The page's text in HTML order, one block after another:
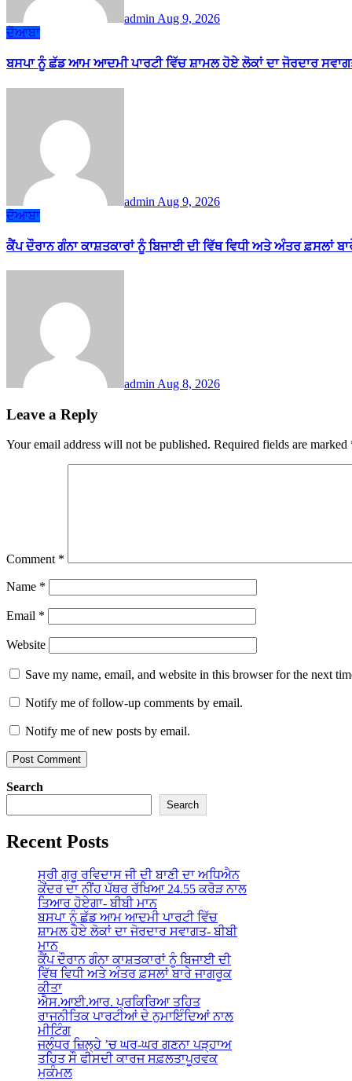
admin Aug 9, 2026
ਦੋਆਬਾ
ਬਸਪਾ ਨੂੰ ਛੱਡ ਆਮ ਆਦਮੀ ਪਾਰਟੀ ਵਿੱਚ ਸ਼ਾਮਲ ਹੋਏ ਲੋਕਾਂ ਦਾ ਜੋਰਦਾਰ
admin Aug 9, 2026
ਦੋਆਬਾ
ਕੈਂਪ ਦੌਰਾਨ ਗੰਨਾ ਕਾਸ਼ਤਕਾਰਾਂ ਨੂੰ ਬਿਜਾਈ ਦੀ ਵਿੱਥ ਵਿਧੀ ਅਤੇ ਅੰਤਰ ਫ਼ਸਲਾਂ
admin Aug 8, 2026
Leave a Reply
Your email address will not be published. Required fields are marked
Comment *
Name *
Email *
Website
Save my name, email, and website in this browser for the next
Notify me of follow-up comments by email.
Notify me of new posts by email.
Search
Search
Recent Posts
ਸ੍ਰੀ ਗੁਰੂ ਰਵਿਦਾਸ ਜੀ ਦੀ ਬਾਣੀ ਦਾ ਅਧਿਐਨ
ਕੇਂਦਰ ਦਾ ਨੀਂਹ ਪੱਥਰ ਰੱਖਿਆ 24.55 ਕਰੋੜ ਨਾਲ
ਤਿਆਰ ਹੋਏਗਾ- ਬੀਬੀ ਮਾਨ
ਬਸਪਾ ਨੂੰ ਛੱਡ ਆਮ ਆਦਮੀ ਪਾਰਟੀ ਵਿੱਚ
ਸ਼ਾਮਲ ਹੋਏ ਲੋਕਾਂ ਦਾ ਜੋਰਦਾਰ ਸਵਾਗਤ- ਬੀਬੀ
ਮਾਨ
ਕੈਂਪ ਦੌਰਾਨ ਗੰਨਾ ਕਾਸ਼ਤਕਾਰਾਂ ਨੂੰ ਬਿਜਾਈ ਦੀ
ਵਿੱਥ ਵਿਧੀ ਅਤੇ ਅੰਤਰ ਫ਼ਸਲਾਂ ਬਾਰੇ ਜਾਗਰੂਕ
ਕੀਤਾ
ਐਸ.ਆਈ.ਆਰ. ਪ੍ਰਕਿਰਿਆ ਤਹਿਤ
ਰਾਜਨੀਤਿਕ ਪਾਰਟੀਆਂ ਦੇ ਨੁਮਾਇੰਦਿਆਂ ਨਾਲ
ਮੀਟਿੰਗ
ਜਲੰਧਰ ਜ਼ਿਲ੍ਹੇ ’ਚ ਘਰ-ਘਰ ਗਣਨਾ ਪੜ੍ਹਾਅ
ਤਹਿਤ ਸੌ ਫੀਸਦੀ ਕਾਰਜ ਸਫ਼ਲਤਾਪੂਰਵਕ
ਮੁਕੰਮਲ